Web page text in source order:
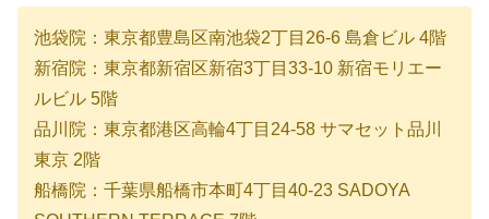
池袋院：東京都豊島区南池袋2丁目26-6 島倉ビル 4階
新宿院：東京都新宿区新宿3丁目33-10 新宿モリエー
ルビル 5階
品川院：東京都港区高輪4丁目24-58 サマセット品川
東京 2階
船橋院：千葉県船橋市本町4丁目40-23 SADOYA